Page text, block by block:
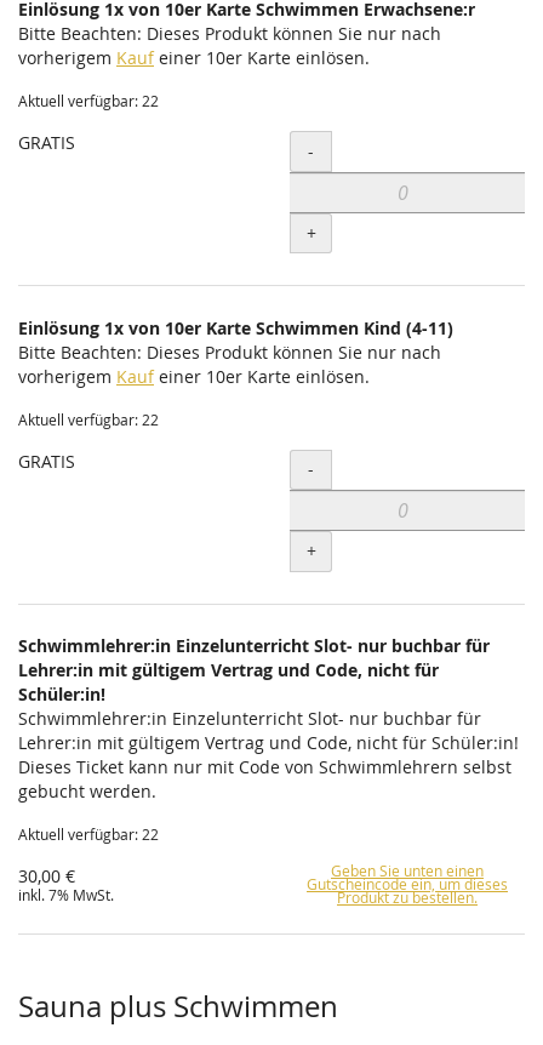
Einlösung 1x von 10er Karte Schwimmen Erwachsene:r
Bitte Beachten: Dieses Produkt können Sie nur nach
vorherigem Kaufeiner 10er Karte einlösen.
Aktuell verfügbar: 22
GRATIS Menge
-
+
Einlösung 1x von 10er Karte Schwimmen Kind (4-11)
Bitte Beachten: Dieses Produkt können Sie nur nach
vorherigem Kaufeiner 10er Karte einlösen.
Aktuell verfügbar: 22
GRATIS Menge
-
+
Schwimmlehrer:in Einzelunterricht Slot- nur buchbar für
Lehrer:in mit gültigem Vertrag und Code, nicht für
Schüler:in!
Schwimmlehrer:in Einzelunterricht Slot- nur buchbar für
Lehrer:in mit gültigem Vertrag und Code, nicht für Schüler:in!
Dieses Ticket kann nur mit Code von Schwimmlehrern selbst
gebucht werden.
Aktuell verfügbar: 22
30,00 €
inkl. 7% MwSt.
Geben Sie unten einen
Gutscheincode ein, um dieses
Produkt zu bestellen.
Sauna plus Schwimmen